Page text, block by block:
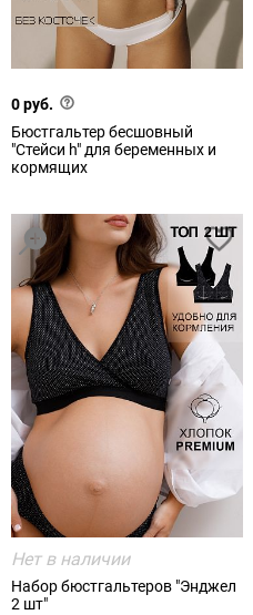
0 руб.
Бюстгальтер бесшовный
"Стейси h" для беременных и
кормящих
Нет в наличии
Набор бюстгальтеров "Энджел
2 шт"